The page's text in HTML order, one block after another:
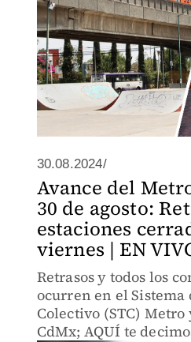
30.08.2024/
Avance del
30 de agosto:
estaciones
viernes | EN
Retrasos y todos los
ocurren en el Sistema
Colectivo (STC)
CdMx; AQUÍ te